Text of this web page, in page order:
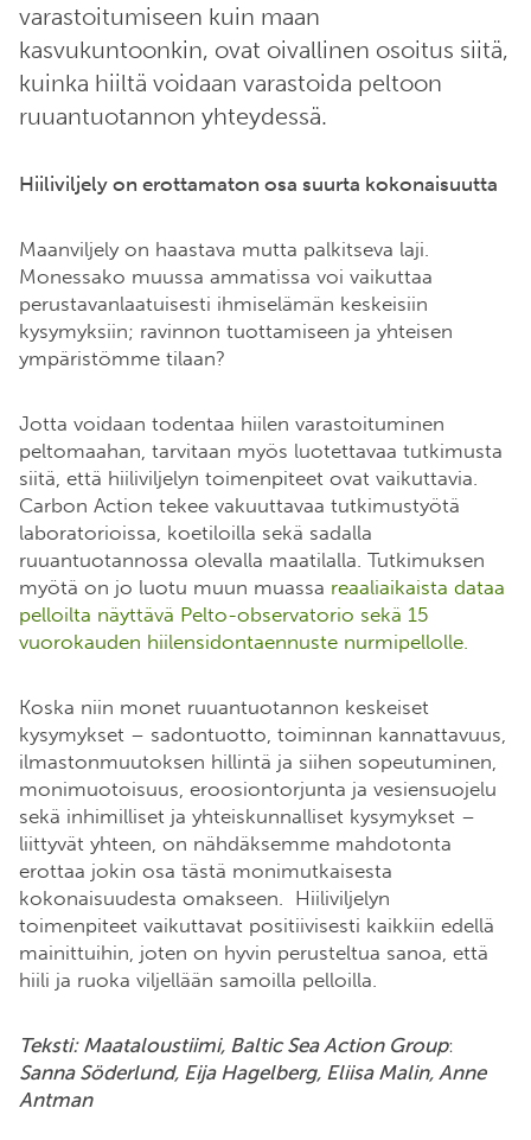
varastoitumiseen kuin maan
kasvukuntoonkin, ovat oivallinen osoitus siitä,
kuinka hiiltä voidaan varastoida peltoon
ruuantuotannon yhteydessä.
Hiiliviljely on erottamaton osa suurta kokonaisuutta
Maanviljely on haastava mutta palkitseva laji.
Monessako muussa ammatissa voi vaikuttaa
perustavanlaatuisesti ihmiselämän keskeisiin
kysymyksiin; ravinnon tuottamiseen ja yhteisen
ympäristömme tilaan?
Jotta voidaan todentaa hiilen varastoituminen
peltomaahan, tarvitaan myös luotettavaa tutkimusta
siitä, että hiiliviljelyn toimenpiteet ovat vaikuttavia.
Carbon Action tekee vakuuttavaa tutkimustyötä
laboratorioissa, koetiloilla sekä sadalla
ruuantuotannossa olevalla maatilalla. Tutkimuksen
myötä on jo luotu muun muassa reaaliaikaista dataa
pelloilta näyttävä Pelto-observatorio sekä 15
vuorokauden hiilensidontaennuste nurmipellolle.
Koska niin monet ruuantuotannon keskeiset
kysymykset – sadontuotto, toiminnan kannattavuus,
ilmastonmuutoksen hillintä ja siihen sopeutuminen,
monimuotoisuus, eroosiontorjunta ja vesiensuojelu
sekä inhimilliset ja yhteiskunnalliset kysymykset –
liittyvät yhteen, on nähdäksemme mahdotonta
erottaa jokin osa tästä monimutkaisesta
kokonaisuudesta omakseen. Hiiliviljelyn
toimenpiteet vaikuttavat positiivisesti kaikkiin edellä
mainittuihin, joten on hyvin perusteltua sanoa, että
hiili ja ruoka viljellään samoilla pelloilla.
Teksti: Maataloustiimi, Baltic Sea Action Group:
Sanna Söderlund, Eija Hagelberg, Eliisa Malin, Anne
Antman